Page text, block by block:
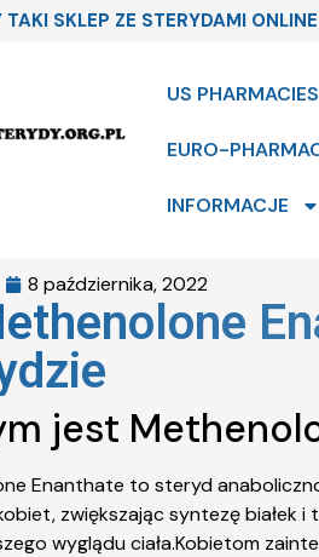
TAKI SKLEP ZE STERYDAMI ONLINE
US PHARMACIES
EURO-
INFORMACJE
8 października, 2022
jest
Enanthate to steryd
zwiększając syntezę białek
wyglądu ciała.Kobietom